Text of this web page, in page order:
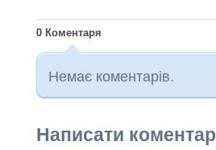
0 Коментаря
Немає коментарів.
Написати коментар